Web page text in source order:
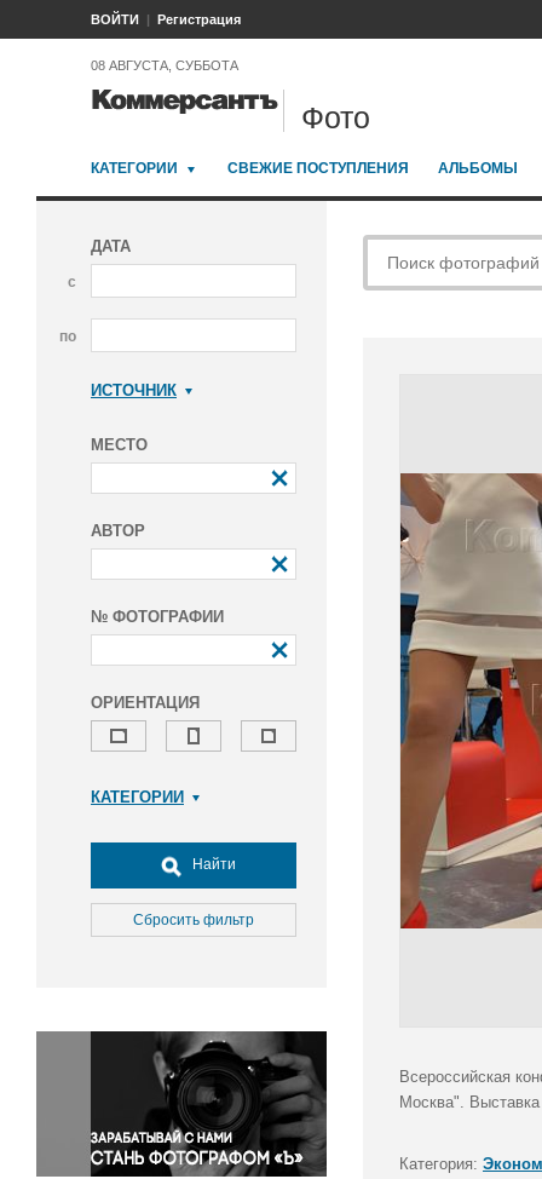
ВОЙТИ Регистрация
08 АВГУСТА, СУББОТА
Фото
КАТЕГОРИИ СВЕЖИЕ ПОСТУПЛЕНИЯ АЛЬБОМЫ
ДАТА
с
по
ИСТОЧНИК
МЕСТО
АВТОР
№ ФОТОГРАФИИ
ОРИЕНТАЦИЯ
КАТЕГОРИИ
Досуг, туризм и отдых
Культура
Медицина
Окружающая среда
Политика
Правосудие
Происшествия и конфликты
Религия
Найти
Сбросить фильтр
Всероссийская
Москва".
Категория: